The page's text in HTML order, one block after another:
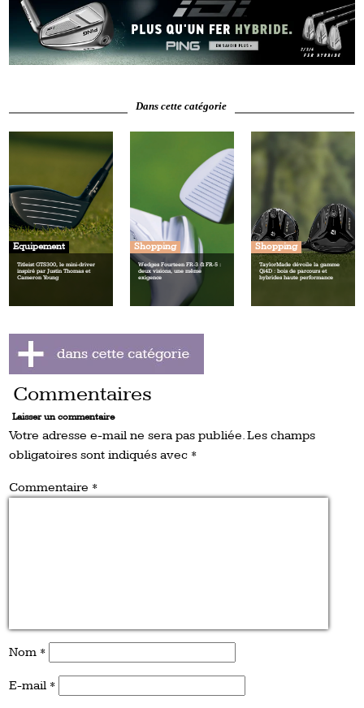
Dans cette catégorie
Equipement
Titleist GTS300, le mini‑driver
inspiré par Justin Thomas et
Cameron Young
Shopping
Wedges Fourteen FR‑3 & FR‑5 :
deux visions, une même
exigence
Shopping
TaylorMade dévoile la gamme
Qi4D : bois de parcours et
hybrides haute performance
Commentaires
Laisser un commentaire
Votre adresse e-mail ne sera pas publiée.Les champs
obligatoires sont indiqués avec *
Commentaire *
Nom *
E-mail *